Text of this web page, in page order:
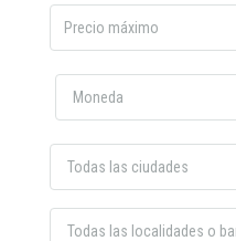
Moneda
Todas las ciudades
Todas las localidades o